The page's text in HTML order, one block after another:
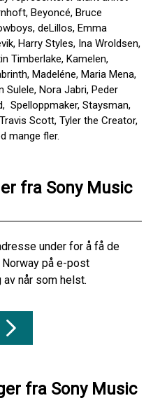
Beyoncé, Bruce
deLillos, Emma
Harry Styles, Ina Wroldsen,
Timberlake, Kamelen,
Madeléne, Maria Mena,
Sulele, Nora Jabri, Peder
Spelloppmaker, Staysman,
Scott, Tyler the Creator,
mange fler.
fra Sony Music
under for å få de
på e-post
når som helst.
fra Sony Music